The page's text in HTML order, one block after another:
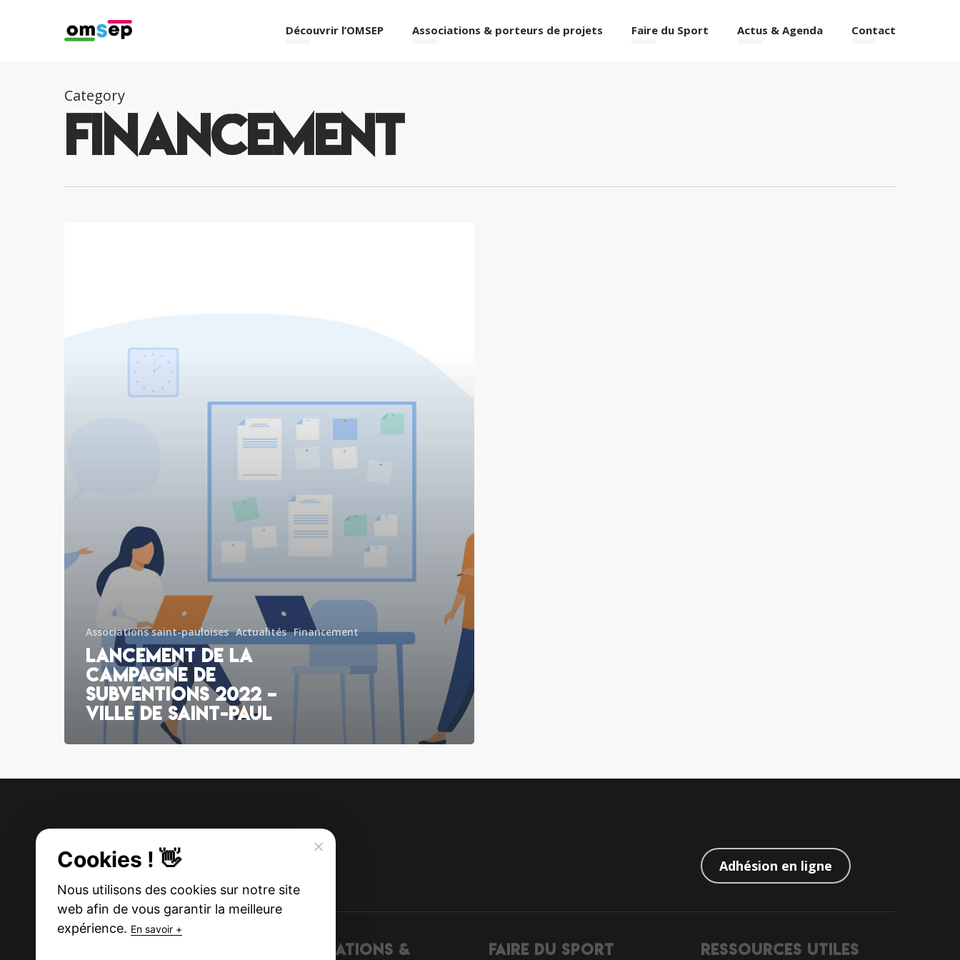
Découvrir l’OMSEP Associations & porteurs de projets Faire du Sport Actus & Agenda Contact
Category
Financement
Associations saint-pauloises Actualités Financement
Lancement de la
campagne de
subventions 2022 –
ville de Saint-Paul
Adhésion en ligne
Associations &
Faire du sport Ressources utiles
Cookies ! 👋
Nous utilisons des cookies sur notre site
web afin de vous garantir la meilleure
expérience. En savoir +